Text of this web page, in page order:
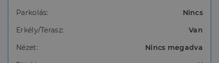
Parkolás:
Nincs
Erkély/Terasz:
Van
Nézet:
Nincs megadva